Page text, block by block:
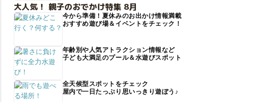
大人気！ 親子のおでかけ特集 8月
今から準備！夏休みのお出かけ情報満載
おすすめ遊び場＆イベントをチェック！
年齢別や人気アトラクション情報など
子ども大満足のプール＆水遊びスポット
全天候型スポットをチェック
屋内で一日たっぷり思いっきり遊ぼう♪